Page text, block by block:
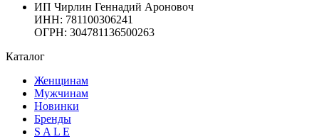
ИП Чирлин Геннадий Ароновоч
ИНН: 781100306241
ОГРН: 304781136500263
Каталог
Женщинам
Мужчинам
Новинки
Бренды
S A L E